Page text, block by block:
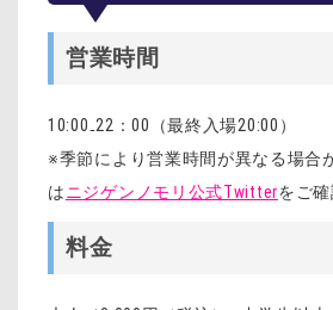
営業時間
10:00₋22：00（最終入場20:00）
※季節により営業時間が異なる場合
はニジゲンノモリ公式Twitterをご確
料金